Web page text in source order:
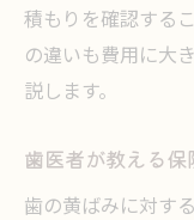
積もりを確認する
の違いも費用に大
説します。
歯医者が教える
歯の黄ばみに対す